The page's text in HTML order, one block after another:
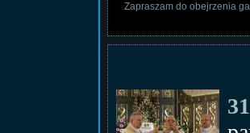
Zapraszam do obejrzenia